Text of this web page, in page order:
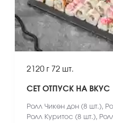
2120 г 72 шт.
СЕТ ОТПУСК НА ВКУС
Ролл Чикен дон (8 шт.),
Ролл Куритос (8 шт.),